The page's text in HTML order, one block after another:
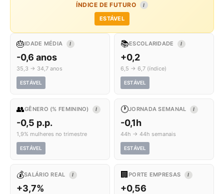
ÍNDICE DE FUTURO I
ESTÁVEL
🎂IDADE MÉDIA I
-0,6 anos
35,3 → 34,7 anos
ESTÁVEL
📚ESCOLARIDADE I
+0,2
6,5 → 6,7 (índice)
ESTÁVEL
👥GÊNERO (% FEMININO) I
-0,5 p.p.
1,9% mulheres no trimestre
ESTÁVEL
🕐JORNADA SEMANAL I
-0,1h
44h → 44h semanais
ESTÁVEL
💰SALÁRIO REAL I
+3,7%
🏢 PORTE EMPRESAS I
+0,56